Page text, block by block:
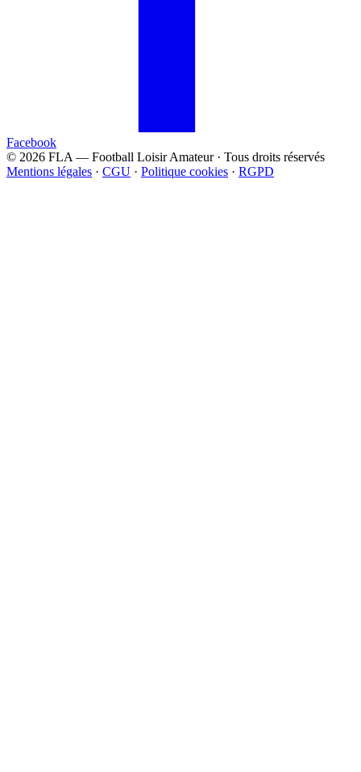
Facebook
© 2026 FLA — Football Loisir Amateur · Tous droits réservés
Mentions légales · CGU · Politique cookies · RGPD